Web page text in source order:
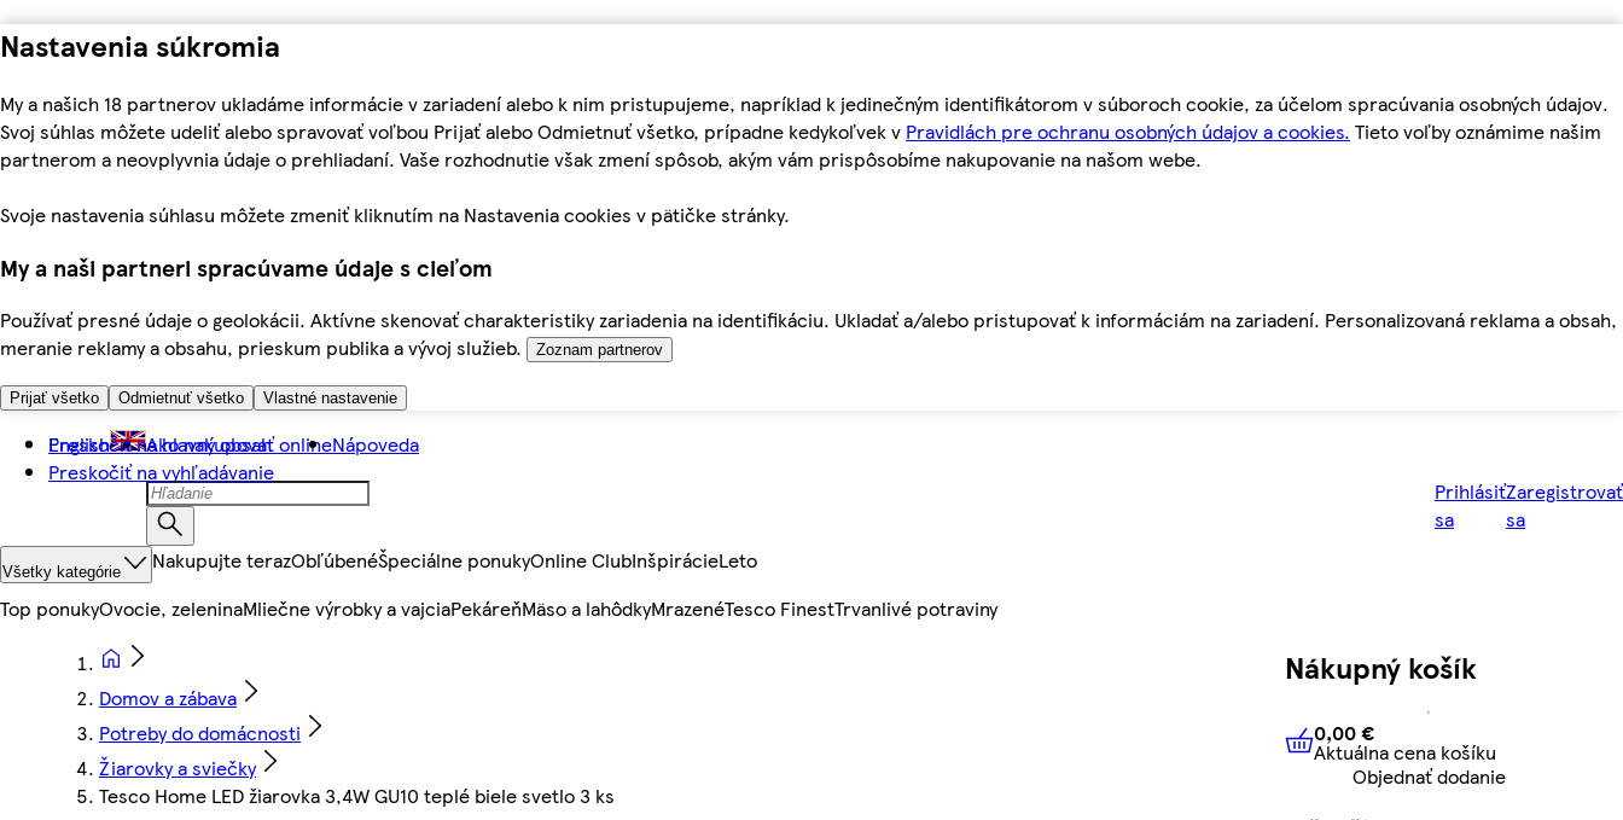
Nastavenia súkromia
My a našich 18 partnerov ukladáme informácie v zariadení alebo k nim pristupujeme, napríklad k jedinečným identifikátorom v súboroch cookie, za účelom spracúvania osobných údajov.
Svoj súhlas môžete udeliť alebo spravovať voľbou Prijať alebo Odmietnuť všetko, prípadne kedykoľvek v Pravidlách pre ochranu osobných údajov a cookies. Tieto voľby oznámime našim
partnerom a neovplyvnia údaje o prehliadaní. Vaše rozhodnutie však zmení spôsob, akým vám prispôsobíme nakupovanie na našom webe.
Svoje nastavenia súhlasu môžete zmeniť kliknutím na Nastavenia cookies v pätičke stránky.
My a naši partneri spracúvame údaje s cieľom
Používať presné údaje o geolokácii. Aktívne skenovať charakteristiky zariadenia na identifikáciu. Ukladať a/alebo pristupovať k informáciám na zariadení. Personalizovaná reklama a obsah,
meranie reklamy a obsahu, prieskum publika a vývoj služieb.
Zoznam partnerov
Prijať všetko Odmietnuť všetko Vlastné nastavenie
Preskočiť na hlavný obsah
Preskočiť na vyhľadávanie
English Ako nakupovať onlineNápoveda
Prihlásiť
sa
Zaregistrovať
sa
Všetky kategórie Nakupujte terazObľúbenéŠpeciálne ponukyOnline ClubInšpirácieLeto
Top ponukyOvocie, zeleninaMliečne výrobky a vajciaPekáreňMäso a lahôdkyMrazenéTesco FinestTrvanlivé potraviny
Domov a zábava
Potreby do domácnosti
Žiarovky a sviečky
Tesco Home LED žiarovka 3,4W GU10 teplé biele svetlo 3 ks
Nákupný košík
0,00 € Aktuálna cena košíku
0,00 €
Aktuálna cena košíku
Objednať dodanie